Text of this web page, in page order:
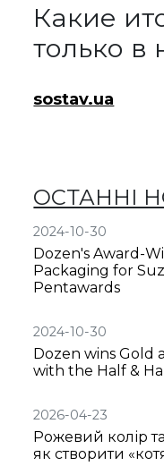
Какие
только в
sostav.ua
ОСТАННІ
2024-10-30
Dozen's Award-
Packaging for
Pentawards
2024-10-30
Dozen wins Gold
with the Half &
2026-04-23
Рожевий колір
як створити